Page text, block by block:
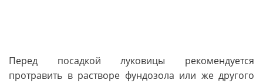
Перед посадкой луковицы рекомендуется
протравить в растворе фундозола или же другого